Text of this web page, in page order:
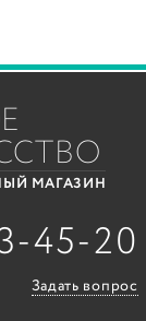
МАГАЗИН
45-20
Задать вопрос